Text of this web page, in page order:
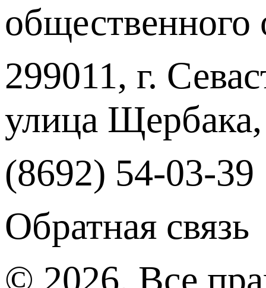
299011, г.
улица
(8692) 54-03-39
Обратная связь
© 2026, Все